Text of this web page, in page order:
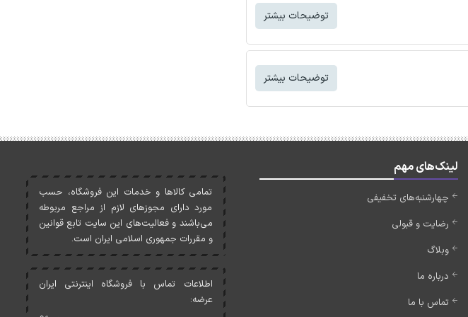
توضیحات بیشتر
توضیحات بیشتر
لینک‌های مهم
چهارشنبه‌های تخفیفی
رضایت و قبولی
وبلاگ
درباره ما
تماس با ما
تمامی کالاها و خدمات اين فروشگاه، حسب
مورد دارای مجوزهای لازم از مراجع مربوطه
می‌باشند و فعاليت‌های اين سايت تابع قوانين
و مقررات جمهوری اسلامی ايران است.
اطلاعات تماس با فروشگاه اینترنتی ایران
عرضه: